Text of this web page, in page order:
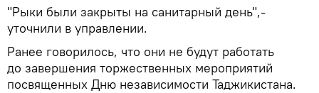
"Рыки были закрыты на санитарный день",-
уточнили в управлении.
Ранее говорилось, что они не будут работать
до завершения торжественных мероприятий
посвященных Дню независимости Таджикистана.